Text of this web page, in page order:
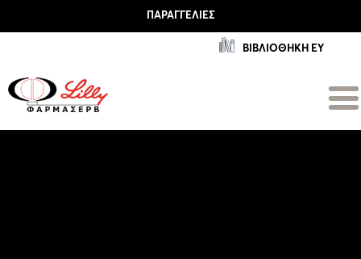
ΠΑΡΑΓΓΕΛΊΕΣ
ΒΙΒΛΙΟΘΗΚΗ ΕΥ